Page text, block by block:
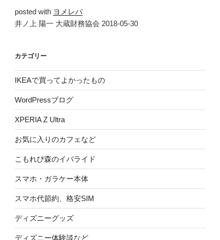
posted with ヨメレバ
井ノ上 陽一 大蔵財務協会 2018-05-30
カテゴリー
IKEAで買ってよかったもの
WordPressブログ
XPERIA Z Ultra
お気に入りのカフェなど
こもれび森のイバライド
スマホ・ガラケー本体
スマホ代節約、格安SIM
ディズニーグッズ
ディズニー体験談など